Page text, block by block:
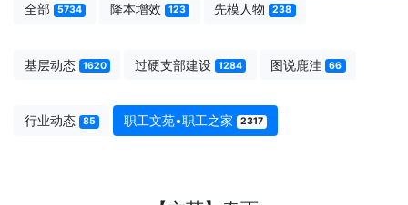
全部 5734 降本增效 123 先模人物 238
基层动态 1620 过硬支部建设 1284 图说鹿洼 66
行业动态 85 职工文苑•职工之家 2317